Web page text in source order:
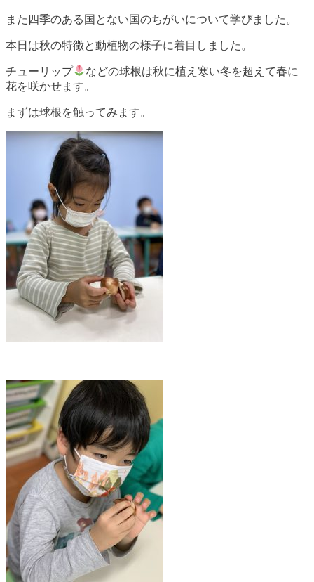
また四季のある国とない国のちがいについて学びました。
本日は秋の特徴と動植物の様子に着目しました。
チューリップ
などの球根は秋に植え寒い冬を超えて春に
花を咲かせます。
まずは球根を触ってみます。